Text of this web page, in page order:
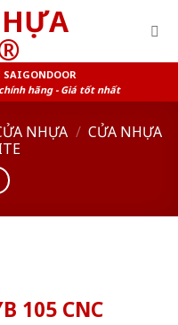
SAIGONDOOR
hãng - Giá tốt nhất
NHỰA / CỬA NHỰA
105 CNC